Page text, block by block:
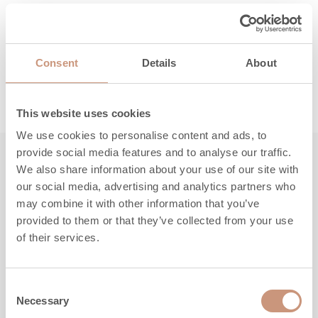
Consent Details About
This website uses cookies
We use cookies to personalise content and ads, to
provide social media features and to analyse our traffic.
We also share information about your use of our site with
our social media, advertising and analytics partners who
may combine it with other information that you’ve
provided to them or that they’ve collected from your use
of their services.
Selection
Necessary
varaosaosapalvelun yhteystiedot sekä takuuasiat.
LUE LISÄÄ
Tutustu myös